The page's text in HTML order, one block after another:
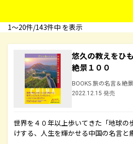
1〜20件/143件中 を表示
悠久の教えをひ
絶景１００
BOOKS 旅の名言＆絶景
2022.12.15 発売
世界を４０年以上歩いてきた「地球の
けする、人生を輝かせる中国の名言と